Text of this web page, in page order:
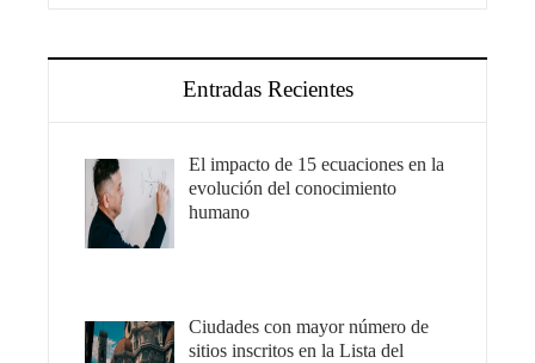
Entradas Recientes
El impacto de 15 ecuaciones en la
evolución del conocimiento
humano
Ciudades con mayor número de
sitios inscritos en la Lista del